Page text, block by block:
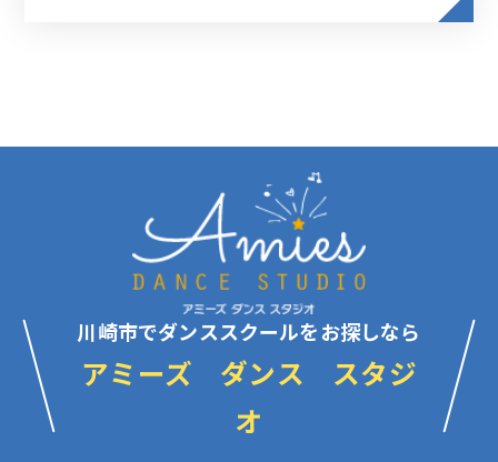
川崎市でダンススクールをお探しなら
アミーズ ダンス スタジ
オ